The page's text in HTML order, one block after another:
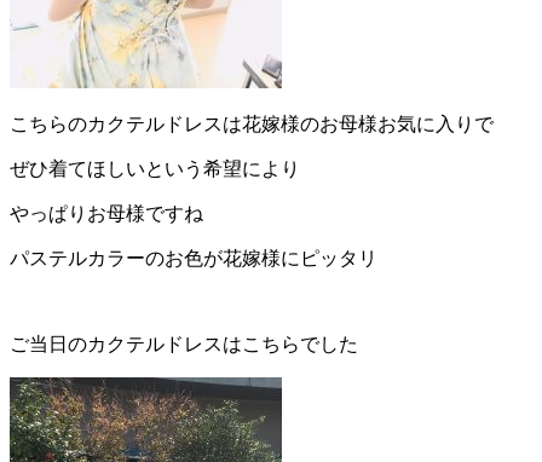
こちらのカクテルドレスは花嫁様のお母様お気に入りで
ぜひ着てほしいという希望により
やっぱりお母様ですね
パステルカラーのお色が花嫁様にピッタリ
ご当日のカクテルドレスはこちらでした